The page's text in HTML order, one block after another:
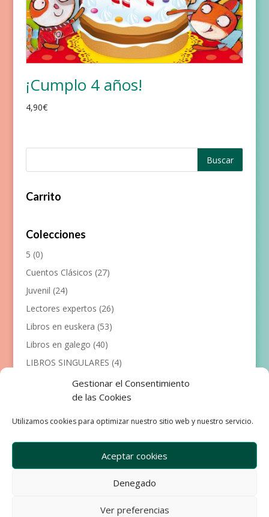
Gestionar el Consentimiento
de las Cookies
Utilizamos cookies para optimizar nuestro sitio web y nuestro servicio.
Aceptar cookies
Denegado
Ver preferencias
¡Cumplo 4 años!
4,90€
Carrito
Colecciones
5 (0)
Cuentos Clásicos (27)
Juvenil (24)
Lectores expertos (26)
Libros en euskera (53)
Libros en galego (40)
LIBROS SINGULARES (4)
Llibres en català (117)
Manualidades (53)
Primeros lectores
(101)
Aviso Legal
Condiciones de Venta